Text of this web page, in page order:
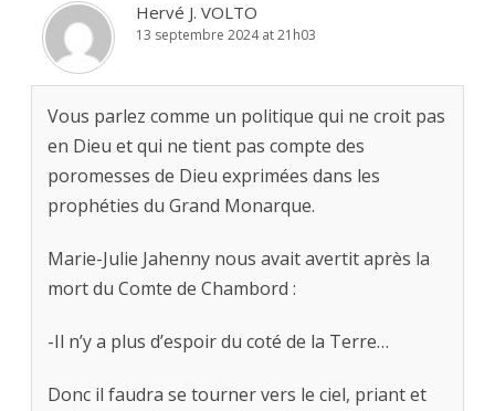
Hervé J. VOLTO
13 septembre 2024 at 21h03
Vous parlez comme un politique qui ne croit pas
en Dieu et qui ne tient pas compte des
poromesses de Dieu exprimées dans les
prophéties du Grand Monarque.
Marie-Julie Jahenny nous avait avertit après la
mort du Comte de Chambord :
-Il n’y a plus d’espoir du coté de la Terre…
Donc il faudra se tourner vers le ciel, priant et